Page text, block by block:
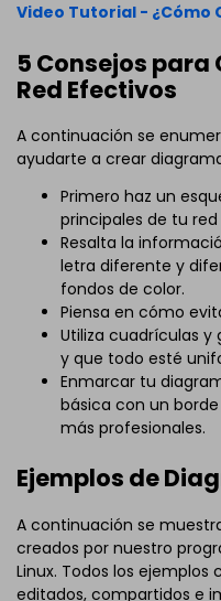
Video Tutorial - ¿Cómo
5 Consejos
Red Efectivos
A continuación se
ayudarte a crear
Primero haz un
principales de tu
Resalta la
letra diferente y
fondos de color.
Piensa en cómo
Utiliza cuadrículas
y que todo esté
Enmarcar tu
básica con un
más profesionales.
Ejemplos de
A continuación se
creados por nuestro
Linux. Todos los
editados, compartidos e